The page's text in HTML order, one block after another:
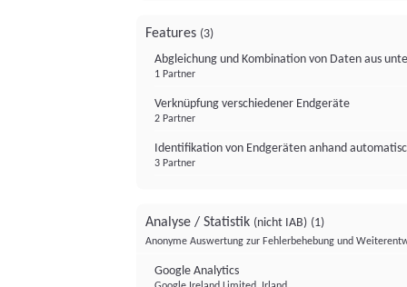
Features (3)
Abgleichung und Kombination von Daten aus
1 Partner
Verknüpfung verschiedener Endgeräte
2 Partner
Identifikation von Endgeräten anhand
3 Partner
Analyse / Statistik (nicht IAB) (1)
Anonyme Auswertung zur Fehlerbehebung und
Google Analytics